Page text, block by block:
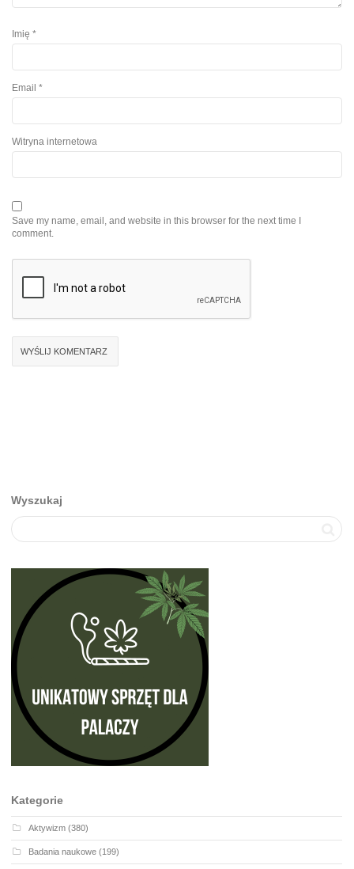
Imię *
Email *
Witryna internetowa
Save my name, email, and website in this browser for the next time I
comment.
Wyszukaj
Kategorie
Aktywizm (380)
Badania naukowe (199)